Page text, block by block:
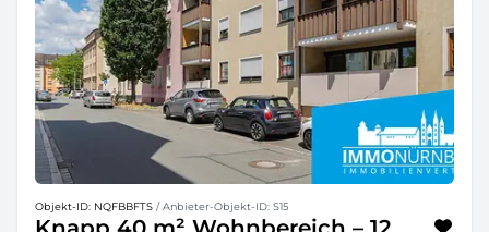
Objekt-ID: NQFBBFTS / Anbieter-Objekt-ID: S15